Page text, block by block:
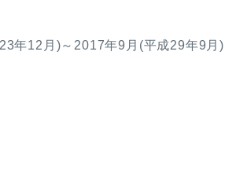
年12月)～2017年9月(平成29年9月)